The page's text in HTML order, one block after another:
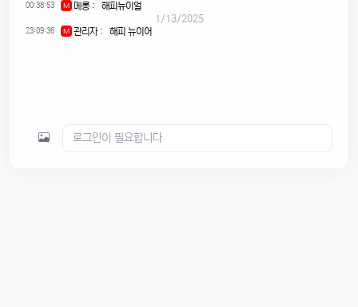
00:38:53 M 메롱:
해피뉴이얼
1/13/2025
23:09:36 M 관리자: 해피 뉴이어